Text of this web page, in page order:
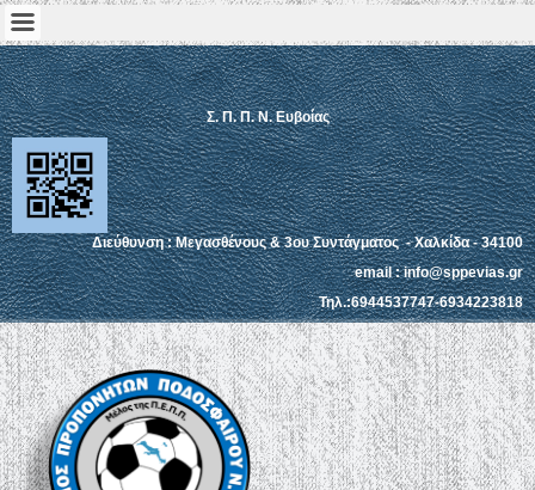
Σ. Π. Π. Ν. Ευβοίας
Διεύθυνση : Μεγασθένους & 3ου Συντάγματος - Χαλκίδα - 34100
email : info@sppevias.gr
Τηλ.:6944537747-6934223818